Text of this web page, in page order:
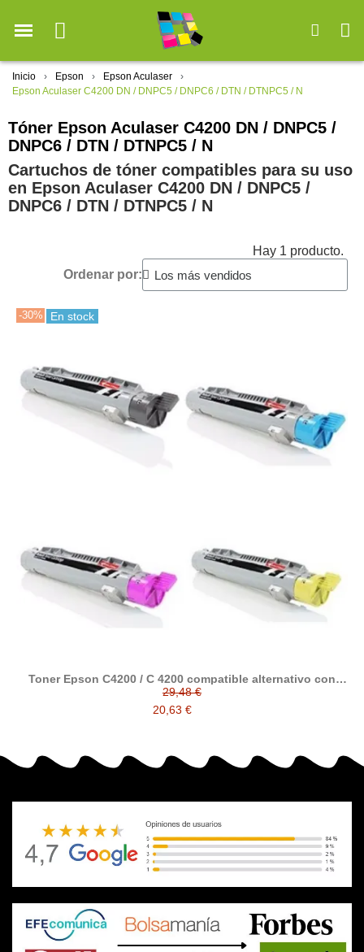
Inicio Epson
Epson Aculaser
Epson Aculaser C4200 DN / DNPC5 / DNPC6 / DTN / DTNPC5 / N
Tóner Epson Aculaser C4200 DN / DNPC5 /
DNPC6 / DTN / DTNPC5 / N
Cartuchos de tóner compatibles para su uso
en Epson Aculaser C4200 DN / DNPC5 /
DNPC6 / DTN / DTNPC5 / N
Hay 1 producto.
Ordenar por:
-30% En stock
Toner Epson C4200 / C 4200 compatible alternativo con
Epson C13S050245 / C13S050244 / C13S050243 /
C13S050242
29,48 €
20,63 €